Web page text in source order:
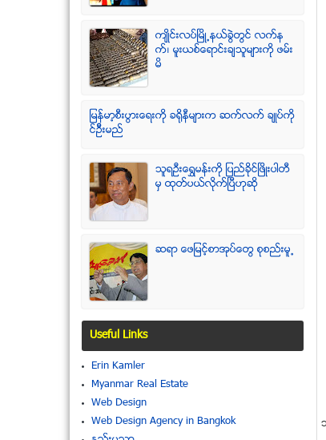
က်ဳိင္းလပ္ၿမိဳ႕နယ္ခြဲတြင္ လက္န
က္၊ မူးယစ္ေရာင္းခ်သူမ်ားကို ဖမ္း
မိ
ျမန္မာ့စီးပြားေရးကို ခရိုနီမ်ားက ဆက္လက္ ခ်ဳပ္ကို
င္ဥိီးမည္
သူရဦးေရႊမန္းကို ျပည္ခိုင္ျဖိဳးပါတီ
မွ ထုတ္ပယ္လိုက္ျပီဟုဆို
ဆရာ ေဖျမင့္စာအုပ္ေတြ စုစည္းမူ႕
Useful Links
Erin Kamler
Myanmar Real Estate
Web Design
Web Design Agency in Bangkok